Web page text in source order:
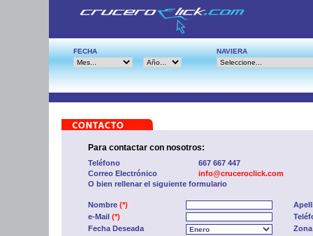
FECHA NAVIERA
Para contactar con nosotros:
Teléfono
667 667 447
Correo Electrónico
info@cruceroclick.com
O bien rellenar el siguiente formulario
Nombre (*)
e-Mail (*)
Fecha Deseada